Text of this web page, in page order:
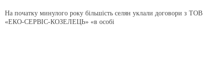
На початку минулого року більшість селян уклали договори з ТОВ
«ЕКО-СЕРВІС-КОЗЕЛЕЦЬ» «в особі